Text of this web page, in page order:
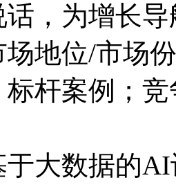
话，为增长导
地位/市场
杆案例；
于大数据的